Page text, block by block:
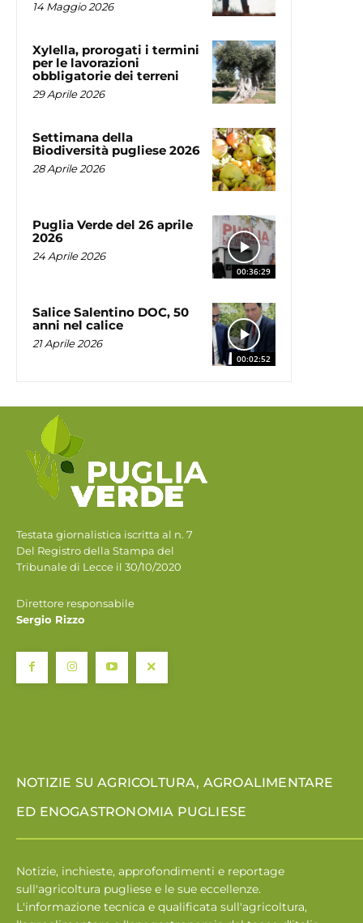
14 Maggio 2026
Xylella, prorogati i termini
per le lavorazioni
obbligatorie dei terreni
29 Aprile 2026
Settimana della
Biodiversità pugliese 2026
28 Aprile 2026
00:36:29
Puglia Verde del 26 aprile
2026
24 Aprile 2026
00:02:52
Salice Salentino DOC, 50
anni nel calice
21 Aprile 2026
Testata giornalistica iscritta al n. 7
Del Registro della Stampa del
Tribunale di Lecce il 30/10/2020
Direttore responsabile
Sergio Rizzo
NOTIZIE SU AGRICOLTURA, AGROALIMENTARE
ED ENOGASTRONOMIA PUGLIESE
Notizie, inchieste, approfondimenti e reportage
sull'agricoltura pugliese e le sue eccellenze.
L'informazione tecnica e qualificata sull'agricoltura,